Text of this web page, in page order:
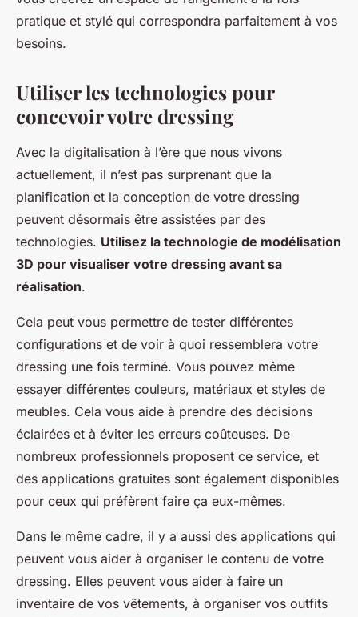
pratique et stylé qui correspondra parfaitement à vos
besoins.
Utiliser les technologies pour
concevoir votre dressing
Avec la digitalisation à l’ère que nous vivons
actuellement, il n’est pas surprenant que la
planification et la conception de votre dressing
peuvent désormais être assistées par des
technologies. Utilisez la technologie de modélisation
3D pour visualiser votre dressing avant sa
réalisation.
Cela peut vous permettre de tester différentes
configurations et de voir à quoi ressemblera votre
dressing une fois terminé. Vous pouvez même
essayer différentes couleurs, matériaux et styles de
meubles. Cela vous aide à prendre des décisions
éclairées et à éviter les erreurs coûteuses. De
nombreux professionnels proposent ce service, et
des applications gratuites sont également disponibles
pour ceux qui préfèrent faire ça eux-mêmes.
Dans le même cadre, il y a aussi des applications qui
peuvent vous aider à organiser le contenu de votre
dressing. Elles peuvent vous aider à faire un
inventaire de vos vêtements, à organiser vos outfits